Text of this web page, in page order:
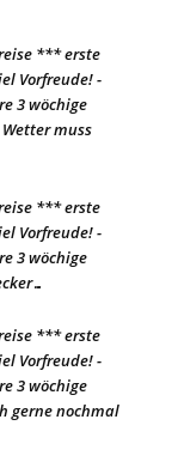
*** erste
Vorfreude! -
3 wöchige
muss
*** erste
Vorfreude! -
3 wöchige
*** erste
Vorfreude! -
3 wöchige
gerne nochmal